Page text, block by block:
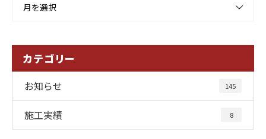
月を選択
カテゴリー
お知らせ 145
施工実績 8